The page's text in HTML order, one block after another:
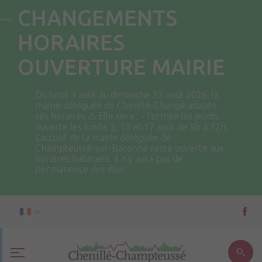
CHANGEMENTS
HORAIRES
OUVERTURE MAIRIE
Du lundi 3 août au dimanche 23 août 2026, la
mairie déléguée de Chenillé-Changé adapte
ses horaires ⚠ Elle sera : - fermée les jeudis. -
ouverte les lundis 3, 10 et 17 août de 9h à 12h.
L'accueil de la mairie déléguée de
Champteussé-sur-Baconne reste ouverte aux
horaires habituels. Il n'y aura pas de
permanence des élus